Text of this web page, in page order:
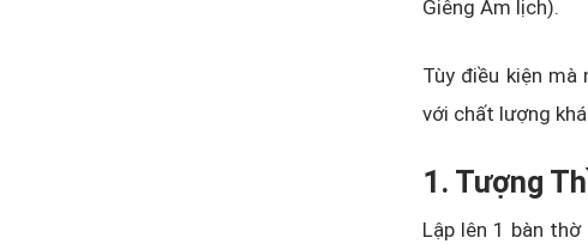
Giêng Âm lịch).
Tùy điều kiện
với chất lượng
1. Tượng
Lập lên 1 bàn thờ